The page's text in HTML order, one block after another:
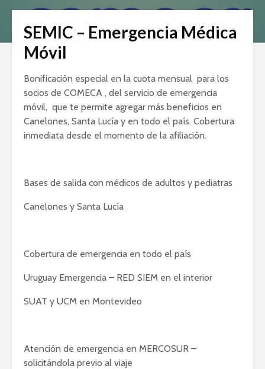
SEMIC – Emergencia Médica
Móvil
Bonificación especial en la cuota mensual para los
socios de COMECA , del servicio de emergencia
móvil, que te permite agregar más beneficios en
Canelones, Santa Lucía y en todo el país. Cobertura
inmediata desde el momento de la afiliación.
Bases de salida con médicos de adultos y pediatras
Canelones y Santa Lucía
Cobertura de emergencia en todo el país
Uruguay Emergencia – RED SIEM en el interior
SUAT y UCM en Montevideo
Atención de emergencia en MERCOSUR –
solicitándola previo al viaje